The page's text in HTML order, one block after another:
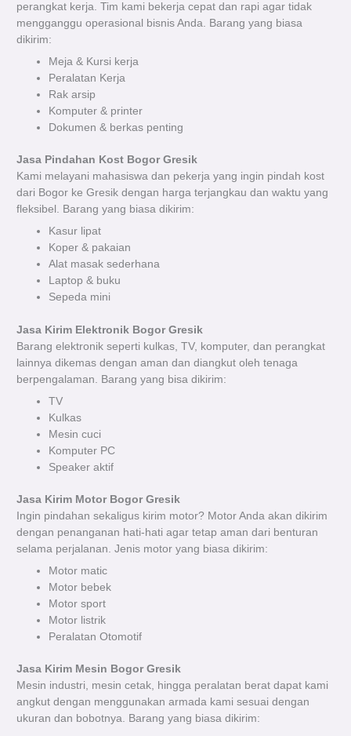
perangkat kerja. Tim kami bekerja cepat dan rapi agar tidak
mengganggu operasional bisnis Anda. Barang yang biasa
dikirim:
Meja & Kursi kerja
Peralatan Kerja
Rak arsip
Komputer & printer
Dokumen & berkas penting
Jasa Pindahan Kost Bogor Gresik
Kami melayani mahasiswa dan pekerja yang ingin pindah kost
dari Bogor ke Gresik dengan harga terjangkau dan waktu yang
fleksibel. Barang yang biasa dikirim:
Kasur lipat
Koper & pakaian
Alat masak sederhana
Laptop & buku
Sepeda mini
Jasa Kirim Elektronik Bogor Gresik
Barang elektronik seperti kulkas, TV, komputer, dan perangkat
lainnya dikemas dengan aman dan diangkut oleh tenaga
berpengalaman.
Barang yang bisa dikirim:
TV
Kulkas
Mesin cuci
Komputer PC
Speaker aktif
Jasa Kirim Motor Bogor Gresik
Ingin pindahan sekaligus kirim motor? Motor Anda akan dikirim
dengan penanganan hati-hati agar tetap aman dari benturan
selama perjalanan.Jenis motor yang biasa dikirim:
Motor matic
Motor bebek
Motor sport
Motor listrik
Peralatan Otomotif
Jasa Kirim Mesin Bogor Gresik
Mesin industri, mesin cetak, hingga peralatan berat dapat kami
angkut dengan menggunakan armada kami sesuai dengan
ukuran dan bobotnya. Barang yang biasa dikirim: